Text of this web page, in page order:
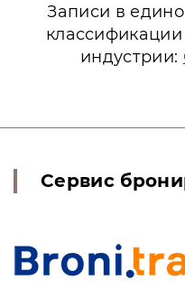
Записи в
индустрии:
Сервис